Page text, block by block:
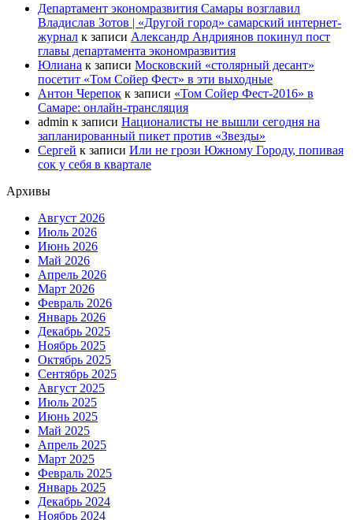
Департамент экономразвития Самары возглавил
Владислав Зотов | «Другой город» самарский интернет-
журнал к записи Александр Андриянов покинул пост
главы департамента экономразвития
Юлиана к записи Московский «столярный десант»
посетит «Том Сойер Фест» в эти выходные
Антон Черепок к записи «Том Сойер Фест-2016» в
Самаре: онлайн-трансляция
admin к записи Националисты не вышли сегодня на
запланированный пикет против «Звезды»
Сергей к записи Или не грози Южному Городу, попивая
сок у себя в квартале
Архивы
Август 2026
Июль 2026
Июнь 2026
Май 2026
Апрель 2026
Март 2026
Февраль 2026
Январь 2026
Декабрь 2025
Ноябрь 2025
Октябрь 2025
Сентябрь 2025
Август 2025
Июль 2025
Июнь 2025
Май 2025
Апрель 2025
Март 2025
Февраль 2025
Январь 2025
Декабрь 2024
Ноябрь 2024